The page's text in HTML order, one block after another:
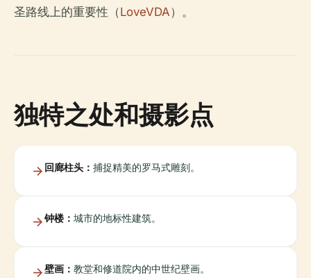
圣路线上的重要性（LoveVDA）。
独特之处和摄影点
回廊柱头： 捕捉精美的罗马式雕刻。
钟楼： 城市的地标性建筑。
壁画： 教堂和修道院内的中世纪壁画。